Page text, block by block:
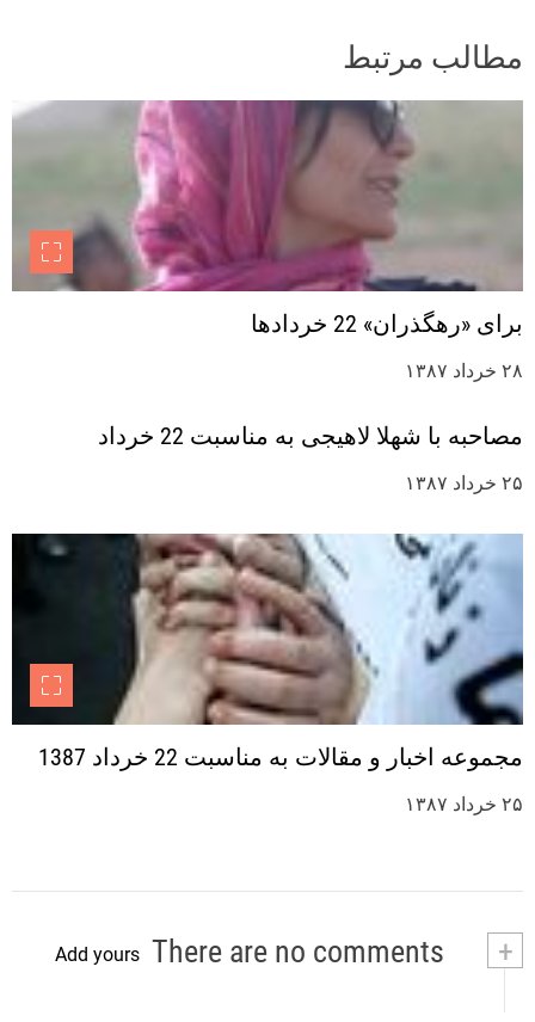
مطالب مرتبط
برای «رهگذران» 22 خردادها
۲۸ خرداد ۱۳۸۷
مصاحبه با شهلا لاهیجی به مناسبت 22 خرداد
۲۵ خرداد ۱۳۸۷
مجموعه اخبار و مقالات به مناسبت 22 خرداد 1387
۲۵ خرداد ۱۳۸۷
+
Add yours